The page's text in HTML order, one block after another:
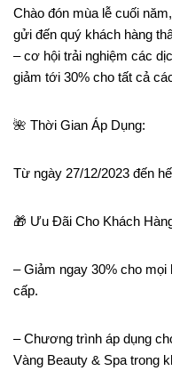
Chào đón mùa lễ cuối
gửi đến quý khách hàng
– cơ hội trải nghiệm các
giảm tới 30% cho tất cả
🌺 Thời Gian Áp Dụng:
Từ ngày 27/12/2023 đến
🎁 Ưu Đãi Cho Khách
– Giảm ngay 30% cho
cấp.
– Chương trình áp dụng
Vàng Beauty & Spa trong